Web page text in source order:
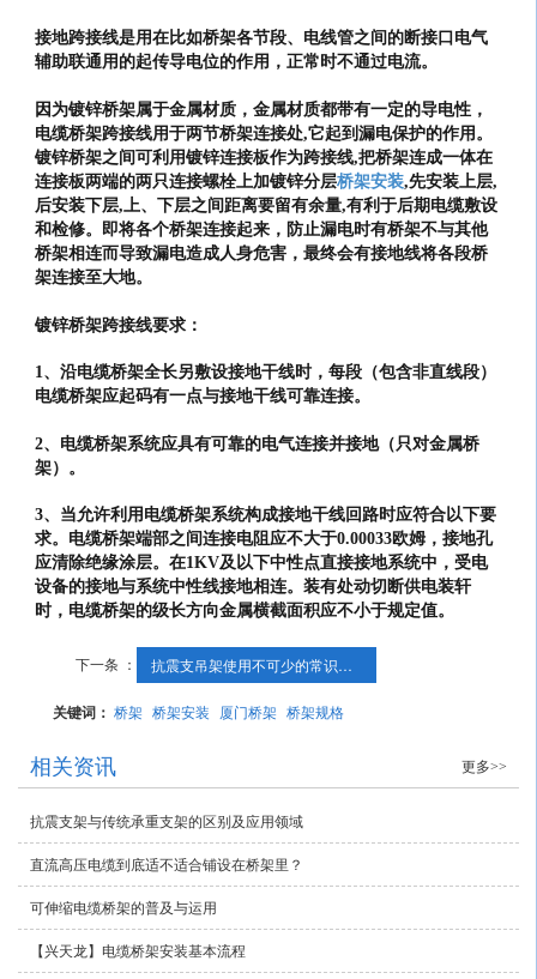
接地跨接线是用在比如桥架各节段、电线管之间的断接口电气
辅助联通用的起传导电位的作用，正常时不通过电流。
因为镀锌桥架属于金属材质，金属材质都带有一定的导电性，
电缆桥架跨接线用于两节桥架连接处,它起到漏电保护的作用。
镀锌桥架之间可利用镀锌连接板作为跨接线,把桥架连成一体在
连接板两端的两只连接螺栓上加镀锌分层桥架安装,先安装上层,
后安装下层,上、下层之间距离要留有余量,有利于后期电缆敷设
和检修。即将各个桥架连接起来，防止漏电时有桥架不与其他
桥架相连而导致漏电造成人身危害，最终会有接地线将各段桥
架连接至大地。
镀锌桥架跨接线要求：
1、沿电缆桥架全长另敷设接地干线时，每段（包含非直线段）
电缆桥架应起码有一点与接地干线可靠连接。
2、电缆桥架系统应具有可靠的电气连接并接地（只对金属桥
架）。
3、当允许利用电缆桥架系统构成接地干线回路时应符合以下要
求。电缆桥架端部之间连接电阻应不大于0.00033欧姆，接地孔
应清除绝缘涂层。在1KV及以下中性点直接接地系统中，受电
设备的接地与系统中性线接地相连。装有处动切断供电装轩
时，电缆桥架的级长方向金属横截面积应不小于规定值。
下一条 ： 抗震支吊架使用不可少的常识储备
关键词：桥架 桥架安装 厦门桥架 桥架规格
相关资讯 更多>>
抗震支架与传统承重支架的区别及应用领域
直流高压电缆到底适不适合铺设在桥架里？
可伸缩电缆桥架的普及与运用
【兴天龙】电缆桥架安装基本流程